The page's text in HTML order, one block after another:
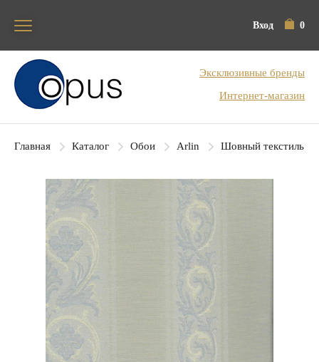
Вход 0
Блок поиска
Эксклюзивные бренды
Интернет-магазин
Главная Каталог Обои Arlin Шовный текстиль